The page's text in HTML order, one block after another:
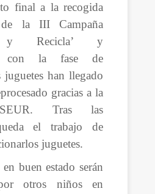
final a la recogida
la III Campaña
y Recicla’ y
con la fase de
juguetes han llegado
gracias a la
Tras las
el trabajo de
juguetes.
buen estado serán
por otros niños en